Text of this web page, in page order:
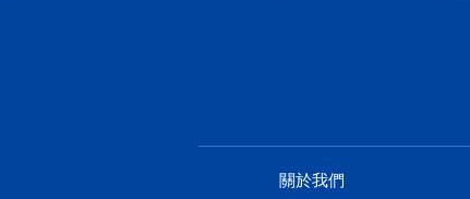
關於我們